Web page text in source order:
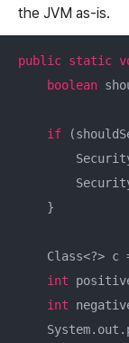
the JVM as-is.
public static
boolean
if
    }
Class<?> c
int
int